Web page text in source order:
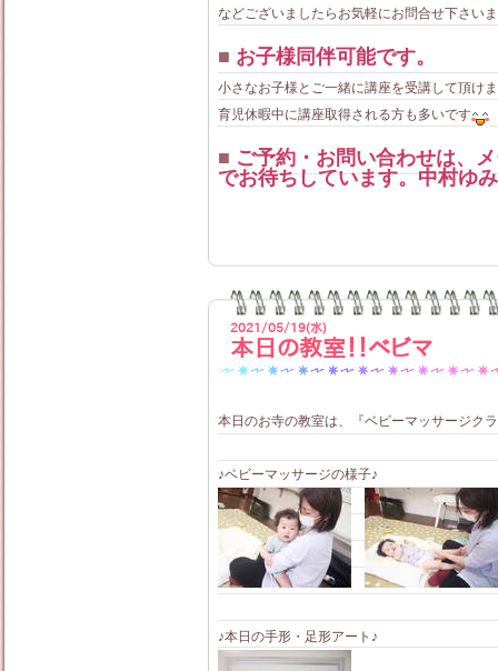
などございましたらお気軽にお問合せ下さい
■ お子様同伴可能です。
小さなお子様とご一緒に講座を受講して頂け
育児休暇中に講座取得される方も多いです
■ ご予約・お問い合わせは、
でお待ちしています。中村ゆみ
2021/05/19(水)
本日の教室！！ベビマ
本日のお寺の教室は、『ベビーマッサージク
♪ベビーマッサージの様子♪
♪本日の手形・足形アート♪